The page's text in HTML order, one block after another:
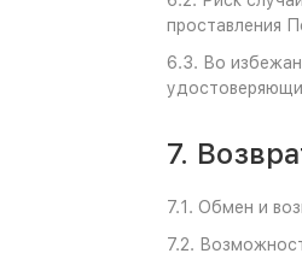
проставления
6.3. Во
7.
7.1. Обмен и
7.2.